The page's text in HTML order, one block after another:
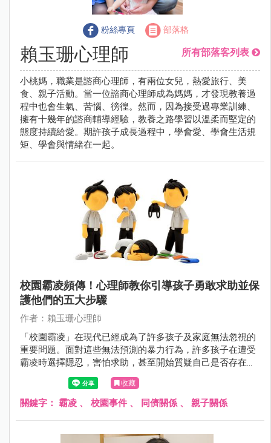
粉絲專頁 部落格
賴玉珊心理師 所有部落客列表
小桃媽，職業是諮商心理師，有兩位女兒，熱愛旅行、美
食、親子活動。當一位諮商心理師成為媽媽，才發現教養過
程中也會生氣、苦惱、徬徨。然而，因為接受過專業訓練、
擁有十幾年的諮商輔導經驗，教養之路學習以溫柔而堅定的
態度持續給愛。期許孩子成長過程中，學會愛、學會生活規
矩、學會與情緒在一起。
校園霸凌頻傳！心理師教你引導孩子勇敢求助並保
護他們的五大步驟
作者：賴玉珊心理師
「校園霸凌」在現代已經成為了許多孩子及家庭無法忽視的
重要問題。面對這些無法預測的暴力行為，許多孩子在遭受
霸凌時選擇隱忍，害怕求助，甚至開始質疑自己是否存在問
收藏
關鍵字： 霸凌 、 校園事件 、 同儕關係 、 親子關係